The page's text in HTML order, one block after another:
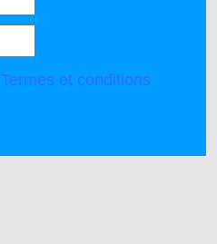
Termes et conditions